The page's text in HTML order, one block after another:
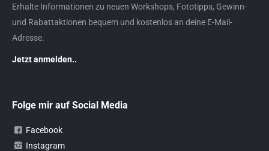
Erhalte Informationen zu neuen Workshops, Fototipps, Gewinn-
und Rabattaktionen bequem und kostenlos an deine E-Mail-
Adresse.
Jetzt anmelden..
Folge mir auf Social Media
Facebook
Instagram